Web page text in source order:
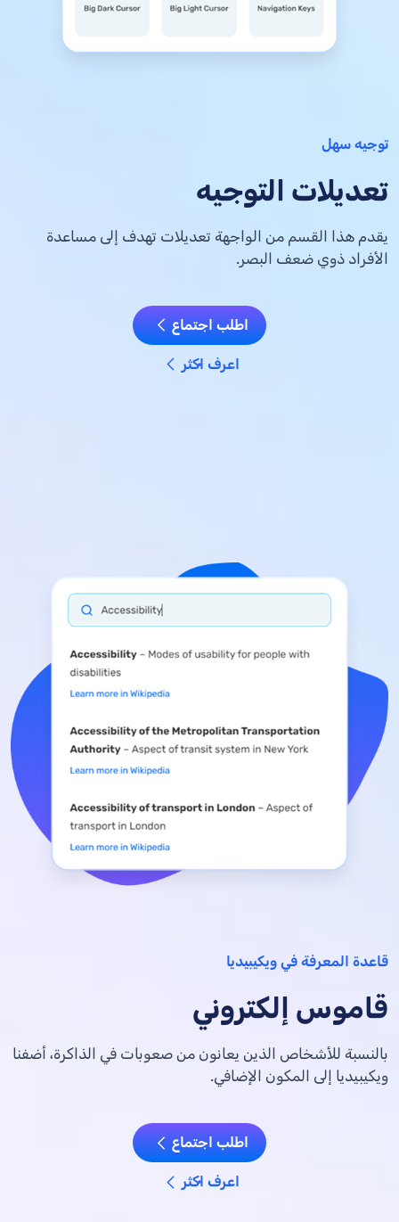
توجيه سهل
تعديلات التوجيه
يقدم هذا القسم من الواجهة تعديلات تهدف إلى مساعدة
الأفراد ذوي ضعف البصر.
اطلب اجتماع
اعرف اكثر
قاعدة المعرفة في ويكيبيديا
قاموس إلكتروني
بالنسبة للأشخاص الذين يعانون من صعوبات في الذاكرة، أضفنا
ويكيبيديا إلى المكون الإضافي.
اطلب اجتماع
اعرف اكثر